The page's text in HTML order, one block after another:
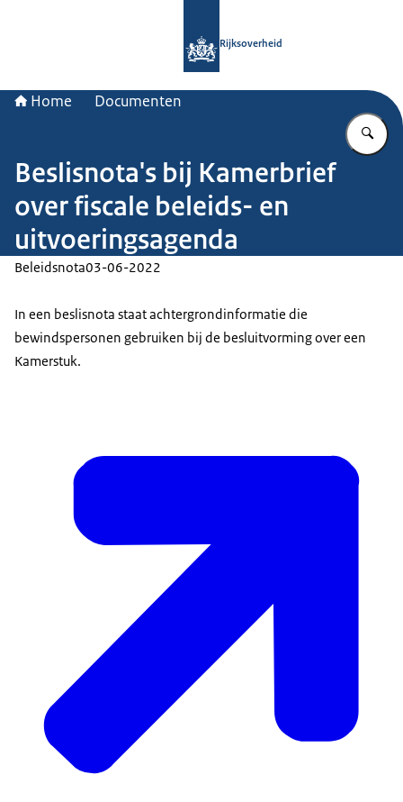
Rijksoverheid
Home Documenten
Beslisnota's bij Kamerbrief
over fiscale beleids- en
uitvoeringsagenda
Beleidsnota03-06-2022
In een beslisnota staat achtergrondinformatie die
bewindspersonen gebruiken bij de besluitvorming over een
Kamerstuk.